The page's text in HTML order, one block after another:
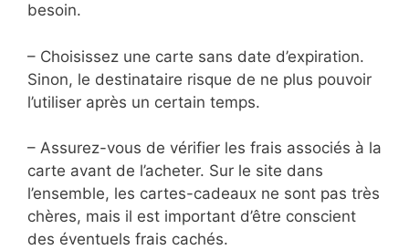
besoin.
– Choisissez une carte sans date d’expiration.
Sinon, le destinataire risque de ne plus pouvoir
l’utiliser après un certain temps.
– Assurez-vous de vérifier les frais associés à la
carte avant de l’acheter. Sur le site dans
l’ensemble, les cartes-cadeaux ne sont pas très
chères, mais il est important d’être conscient
des éventuels frais cachés.